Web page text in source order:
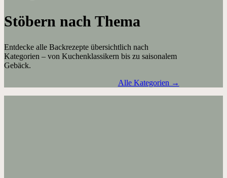
Stöbern nach Thema
Entdecke alle Backrezepte übersichtlich nach
Kategorien – von Kuchenklassikern bis zu saisonalem
Gebäck.
Alle Kategorien →